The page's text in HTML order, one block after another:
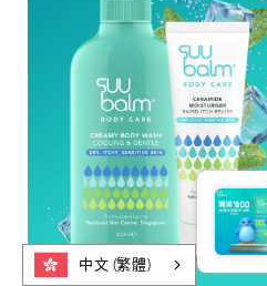
中文 (繁體)